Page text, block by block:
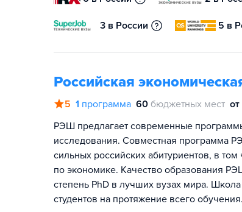
3 в России 5 в
Российская
5 1 программа 60 бюджетных мест от
РЭШ предлагает современные
исследования. Совместная программа
сильных российских абитуриентов, в
по экономике. Качество образования
степень PhD в лучших вузах мира.
студентов на протяжение всего обучения.